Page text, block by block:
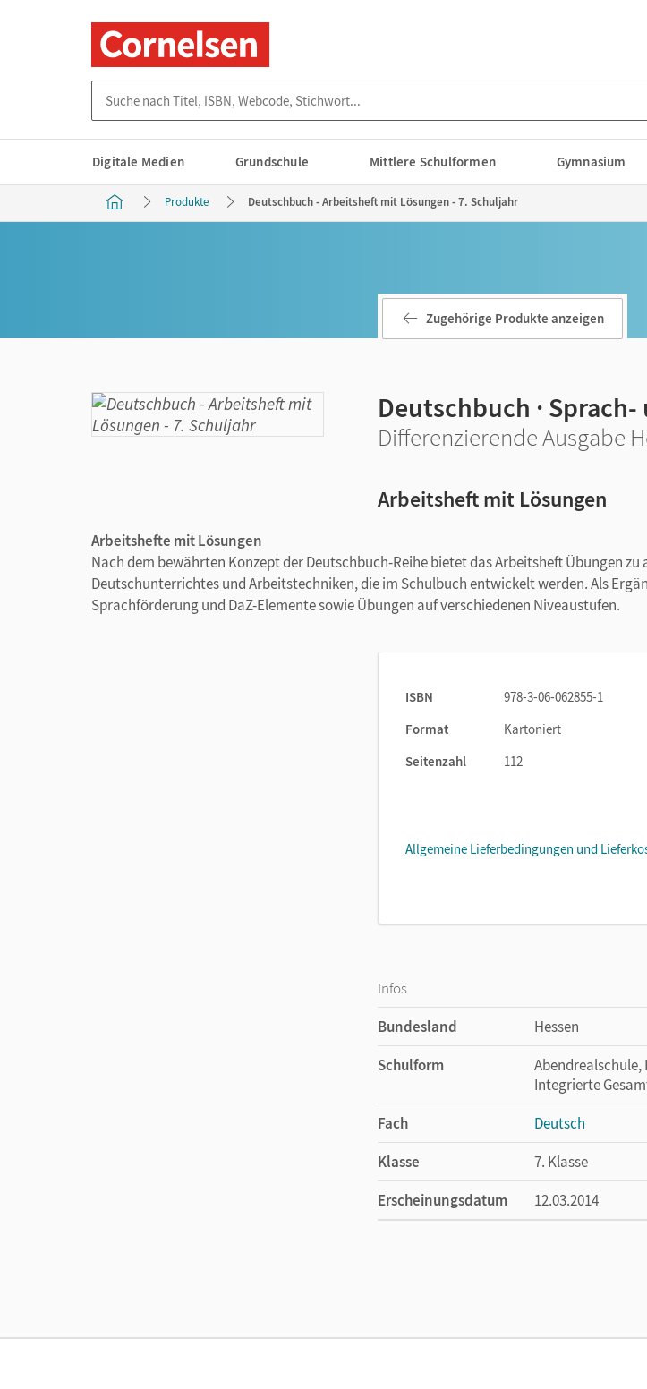
Digitale Medien Grundschule Mittlere Schulformen Gymnasium
Produkte Deutschbuch - Arbeitsheft mit Lösungen - 7. Schuljahr
Zugehörige Produkte anzeigen
Deutschbuch ·
Differenzierende Ausgabe
Arbeitsheft mit Lösungen
Arbeitshefte mit Lösungen
Nach dem bewährten Konzept der Deutschbuch-Reihe bietet das Arbeitsheft Übungen zu
Deutschunterrichtes und Arbeitstechniken, die im Schulbuch entwickelt werden. Als
Sprachförderung und DaZ-Elemente sowie Übungen auf verschiedenen Niveaustufen.
ISBN
978-3-06-062855-1
Format
Kartoniert
Seitenzahl
112
Allgemeine Lieferbedingungen und
Infos
Bundesland
Hessen
Schulform
Abendrealschule,
Integrierte
Fach
Deutsch
Klasse
7. Klasse
Erscheinungsdatum
12.03.2014